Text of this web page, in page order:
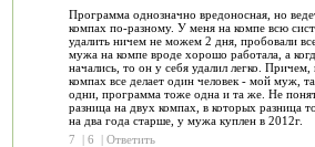
Программа однозначно вредоносная, но
компах по-разному. У меня на компе всю
удалить ничем не можем 2 дня, пробовали
мужа на компе вроде хорошо работала, а
начались, то он у себя удалил легко.
компах все делает один человек - мой муж,
одни, программа тоже одна и та же. Не
разница на двух компах, в которых разница
на два года старше, у мужа куплен в 2012г.
7
| 6 | Ответить